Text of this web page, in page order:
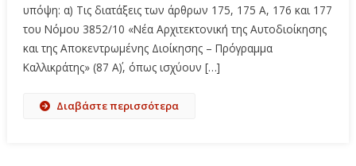
υπόψη: α) Τις διατάξεις των άρθρων 175, 175 Α, 176 και 177
του Νόμου 3852/10 «Νέα Αρχιτεκτονική της Αυτοδιοίκησης
και της Αποκεντρωμένης Διοίκησης – Πρόγραμμα
Καλλικράτης» (87 Α΄), όπως ισχύουν […]
Διαβάστε περισσότερα